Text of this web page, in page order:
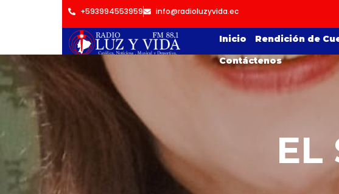
+593994553959 info@radioluzyvida.ec
Inicio Rendición de
Contáctenos
EL